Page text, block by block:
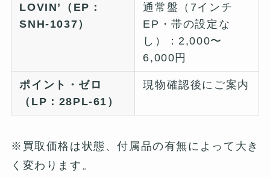
LOVIN’（EP：
SNH-1037）
通常盤（7インチ
EP・帯の設定な
し）：2,000〜
6,000円
ポイント・ゼロ
（LP：28PL-61）
現物確認後にご案内
※買取価格は状態、付属品の有無によって大き
く変わります。